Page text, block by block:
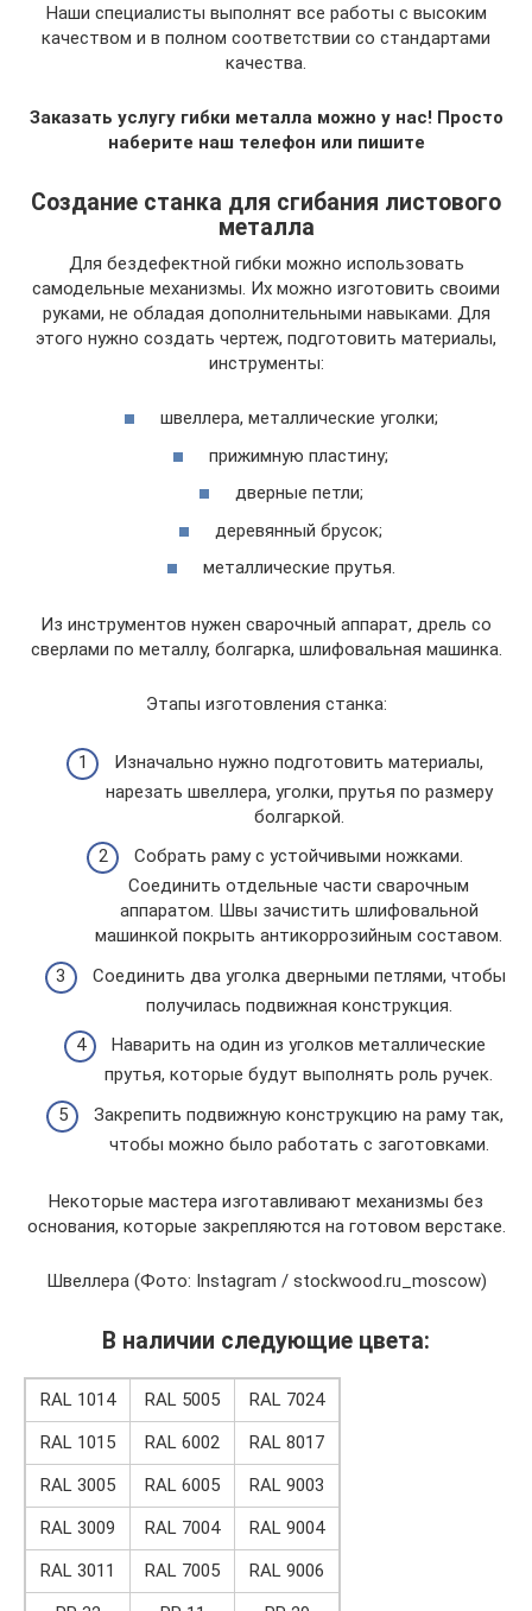
Наши специалисты выполнят все работы с высоким
качеством и в полном соответствии со стандартами
качества.
Заказать услугу гибки металла можно у нас! Просто
наберите наш телефон или пишите
Создание станка для сгибания листового
металла
Для бездефектной гибки можно использовать
самодельные механизмы. Их можно изготовить своими
руками, не обладая дополнительными навыками. Для
этого нужно создать чертеж, подготовить материалы,
инструменты:
швеллера, металлические уголки;
прижимную пластину;
дверные петли;
деревянный брусок;
металлические прутья.
Из инструментов нужен сварочный аппарат, дрель со
сверлами по металлу, болгарка, шлифовальная машинка.
Этапы изготовления станка:
Изначально нужно подготовить материалы,
нарезать швеллера, уголки, прутья по размеру
болгаркой.
Собрать раму с устойчивыми ножками.
Соединить отдельные части сварочным
аппаратом. Швы зачистить шлифовальной
машинкой покрыть антикоррозийным составом.
Соединить два уголка дверными петлями, чтобы
получилась подвижная конструкция.
Наварить на один из уголков металлические
прутья, которые будут выполнять роль ручек.
Закрепить подвижную конструкцию на раму так,
чтобы можно было работать с заготовками.
Некоторые мастера изготавливают механизмы без
основания, которые закрепляются на готовом верстаке.
Швеллера (Фото: Instagram / stockwood.ru_moscow)
В наличии следующие цвета:
RAL 1014 RAL 5005
RAL 7024
RAL 1015
RAL 6002
RAL 8017
RAL 3005
RAL 6005
RAL 9003
RAL 3009
RAL 7004
RAL 9004
RAL 3011
RAL 7005
RAL 9006